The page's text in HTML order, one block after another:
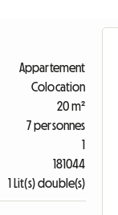
Appartement
Colocation
20 m²
7 personnes
1
181044
1 Lit(s) double(s)